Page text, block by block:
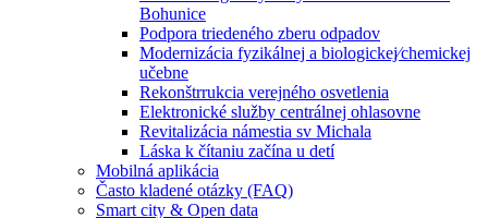
Bohunice
Podpora triedeného zberu odpadov
Modernizácia fyzikálnej a biologickej⁄chemickej
učebne
Rekonštrrukcia verejného osvetlenia
Elektronické služby centrálnej ohlasovne
Revitalizácia námestia sv Michala
Láska k čítaniu začína u detí
Mobilná aplikácia
Často kladené otázky (FAQ)
Smart city & Open data